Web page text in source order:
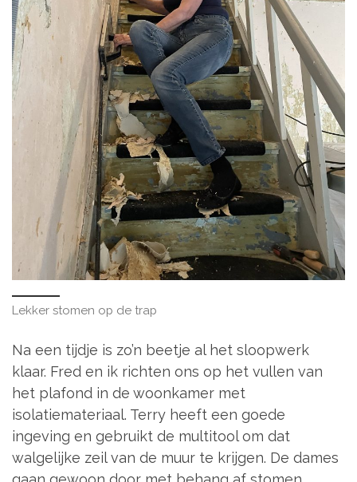
Lekker stomen op de trap
Na een tijdje is zo’n beetje al het sloopwerk
klaar. Fred en ik richten ons op het vullen van
het plafond in de woonkamer met
isolatiemateriaal. Terry heeft een goede
ingeving en gebruikt de multitool om dat
walgelijke zeil van de muur te krijgen. De dames